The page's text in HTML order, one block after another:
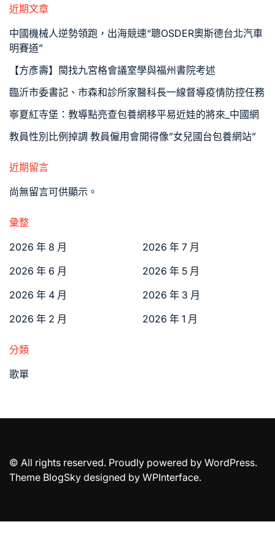
近期文章
中國機械人逆勢領跑，出海競速“聰OSDER奧斯德台北汽車
明賽道”
【方彥壽】閩找九宮格會議室學與福州書院考述
臨沂市委書記、市森和診所家醫科長一線督導疫情防控任務
寧夏紅寺堡：教導點亮查包養網移平易近娃的將來_中國網
教員性別比例掉調 教員僱用會開得像”女兒國台包養網站”
近期留言
尚無留言可供顯示。
彙整
2026 年 8 月
2026 年 7 月
2026 年 6 月
2026 年 5 月
2026 年 4 月
2026 年 3 月
2026 年 2 月
2026 年 1 月
分類
歌單
© All rights reserved. Proudly powered by WordPress.
Theme BlogSky designed by WPInterface.